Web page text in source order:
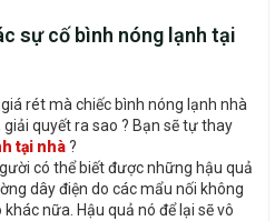
sự cố bình nóng lạnh tại
rét mà chiếc bình nóng lạnh nhà
quyết ra sao ? Bạn sẽ tự thay
tại nhà?
có thể biết được những hậu quả
dây điện do các mẩu nối không
nữa. Hậu quả nó để lại sẽ vô